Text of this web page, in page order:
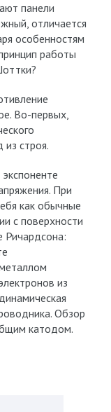
панели
отличается
особенностям
работы
Во-первых,
строя.
При
как обычные
с поверхности
Ричардсона:
из
Обзор
катодом.